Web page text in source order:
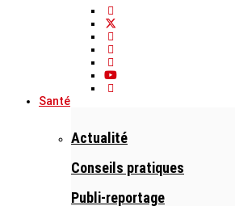
Santé
Actualité
Conseils pratiques
Publi-reportage